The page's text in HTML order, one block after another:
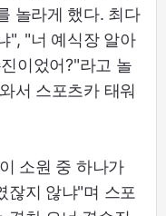
놀라게 했다. 최다
", "너 예식장 알아
이었어?"라고 놀
서 스포츠카 태워
소원 중 하나가
잖지 않냐"며 스포